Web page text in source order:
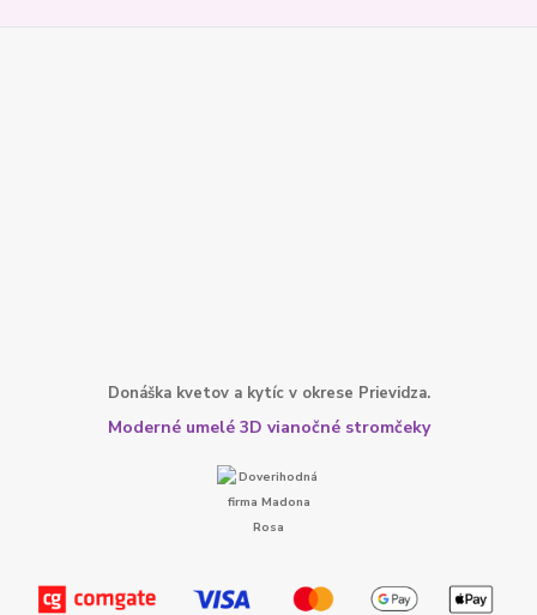
Donáška kvetov a kytíc v okrese Prievidza.
Moderné umelé 3D vianočné stromčeky